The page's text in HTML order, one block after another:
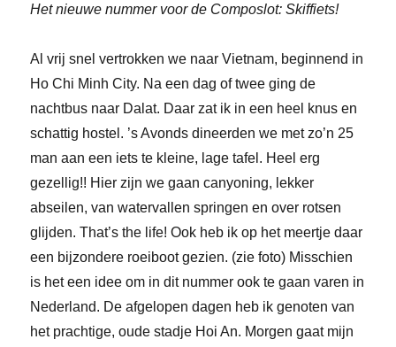
Het nieuwe nummer voor de Composlot: Skiffiets!
Al vrij snel vertrokken we naar Vietnam, beginnend in
Ho Chi Minh City. Na een dag of twee ging de
nachtbus naar Dalat. Daar zat ik in een heel knus en
schattig hostel. ’s Avonds dineerden we met zo’n 25
man aan een iets te kleine, lage tafel. Heel erg
gezellig!! Hier zijn we gaan canyoning, lekker
abseilen, van watervallen springen en over rotsen
glijden. That’s the life! Ook heb ik op het meertje daar
een bijzondere roeiboot gezien. (zie foto) Misschien
is het een idee om in dit nummer ook te gaan varen in
Nederland. De afgelopen dagen heb ik genoten van
het prachtige, oude stadje Hoi An. Morgen gaat mijn